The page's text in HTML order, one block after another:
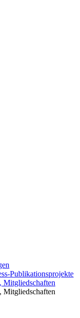
Publikationsprojekte
Mitgliedschaften
Mitgliedschaften